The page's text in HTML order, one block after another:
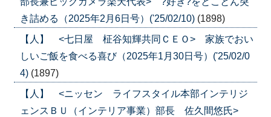
き詰める（2025年2月6日号）('25/02/10) (1898)
【人】 <七日屋 柾谷知輝共同ＣＥＯ> 家族でおい
しいご飯を食べる喜び（2025年1月30日号）('25/02/0
4) (1897)
【人】 <ニッセン ライフスタイル本部インテリジ
ェンスＢＵ（インテリア事業）部長 佐久間悠氏>